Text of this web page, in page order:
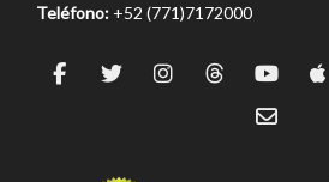
Teléfono: +52 (771)7172000